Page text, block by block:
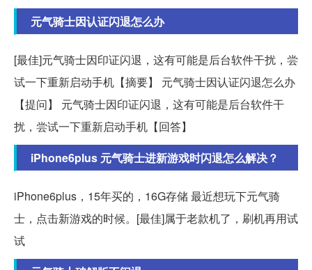
元气骑士因认证闪退怎么办
[最佳]元气骑士因印证闪退，这有可能是后台软件干扰，尝
试一下重新启动手机【摘要】 元气骑士因认证闪退怎么办
【提问】 元气骑士因印证闪退，这有可能是后台软件干
扰，尝试一下重新启动手机【回答】
iPhone6plus 元气骑士进新游戏时闪退怎么解决？
iPhone6plus，15年买的，16G存储 最近想玩下元气骑
士，点击新游戏的时候。[最佳]属于老款机了，刷机再用试
试